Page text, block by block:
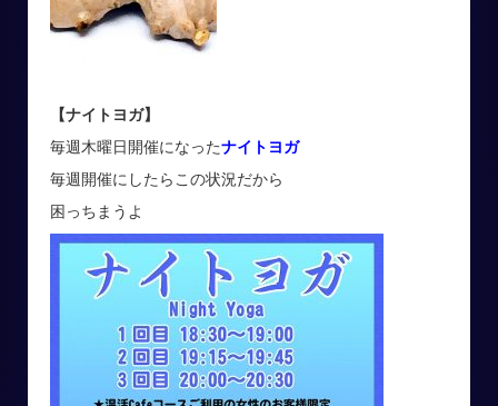
【ナイトヨガ】
毎週木曜日開催になったナイトヨガ
毎週開催にしたらこの状況だから
困っちまうよ